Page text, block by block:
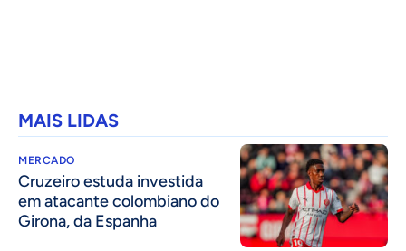
MAIS LIDAS
MERCADO
Cruzeiro estuda investida
em atacante colombiano do
Girona, da Espanha